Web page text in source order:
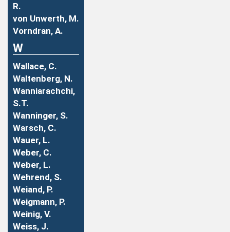
R.
von Unwerth, M.
Vorndran, A.
W
Wallace, C.
Waltenberg, N.
Wanniarachchi,
S.T.
Wanninger, S.
Warsch, C.
Wauer, L.
Weber, C.
Weber, L.
Wehrend, S.
Weiand, P.
Weigmann, P.
Weinig, V.
Weiss, J.